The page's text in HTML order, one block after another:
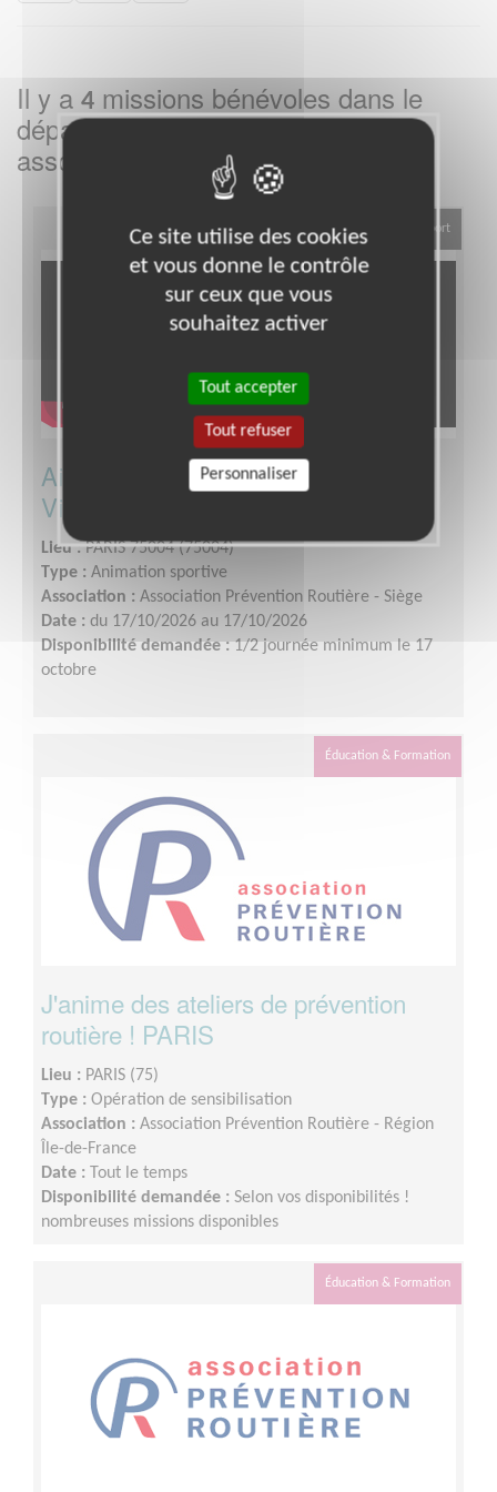
Il y a 4 missions bénévoles dans le
département
dans cette
association
Sport
Aidez à l'organisation de Lumière &
Vision, la Course solidaire !
Lieu :PARIS 75004 (75004)
Type : Animation sportive
Association : Association Prévention Routière - Siège
Date : du 17/10/2026 au 17/10/2026
Disponibilité demandée :1/2 journée minimum le 17
octobre
Éducation & Formation
J'anime des ateliers de prévention
routière ! PARIS
Lieu : PARIS (75)
Type : Opération de sensibilisation
Association : Association Prévention Routière - Région
Île-de-France
Date :
Tout le temps
Disponibilité demandée : Selon vos disponibilités !
nombreuses missions disponibles
Éducation & Formation
Ce site utilise des cookies
et vous donne le contrôle
sur ceux que vous
souhaitez activer
Tout accepter
Tout refuser
Personnaliser